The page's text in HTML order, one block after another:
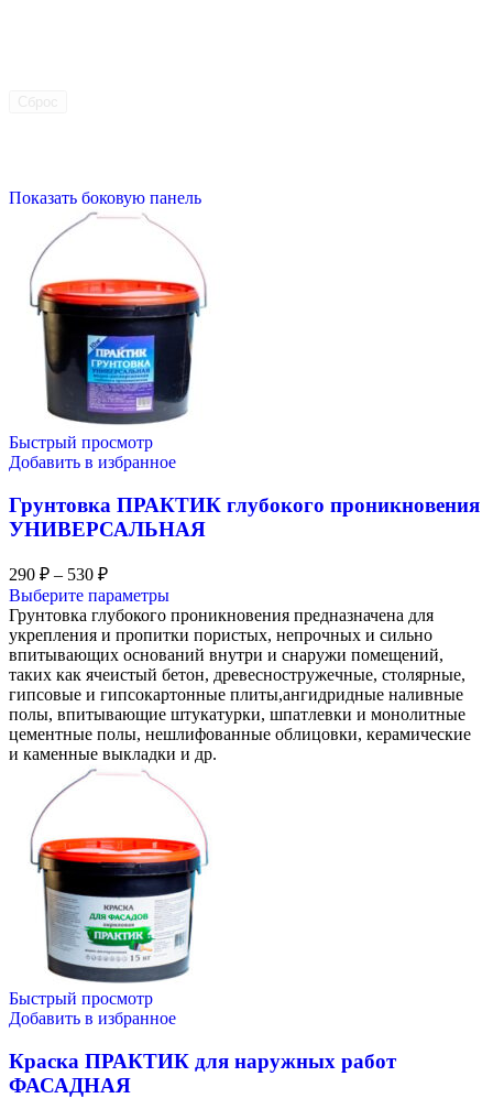
Показать боковую панель
Быстрый просмотр
Добавить в избранное
Грунтовка ПРАКТИК глубокого проникновения
УНИВЕРСАЛЬНАЯ
290 ₽ – 530 ₽
Выберите параметры
Грунтовка глубокого проникновения предназначена для
укрепления и пропитки пористых, непрочных и сильно
впитывающих оснований внутри и снаружи помещений,
таких как ячеистый бетон, древесностружечные, столярные,
гипсовые и гипсокартонные плиты,ангидридные наливные
полы, впитывающие штукатурки, шпатлевки и монолитные
цементные полы, нешлифованные облицовки, керамические
и каменные выкладки и др.
Быстрый просмотр
Добавить в избранное
Краска ПРАКТИК для наружных работ
ФАСАДНАЯ